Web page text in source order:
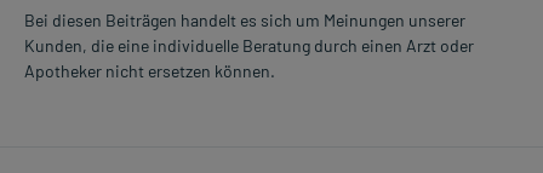
Bei diesen Beiträgen handelt es sich um Meinungen unserer
Kunden, die eine individuelle Beratung durch einen Arzt oder
Apotheker nicht ersetzen können.